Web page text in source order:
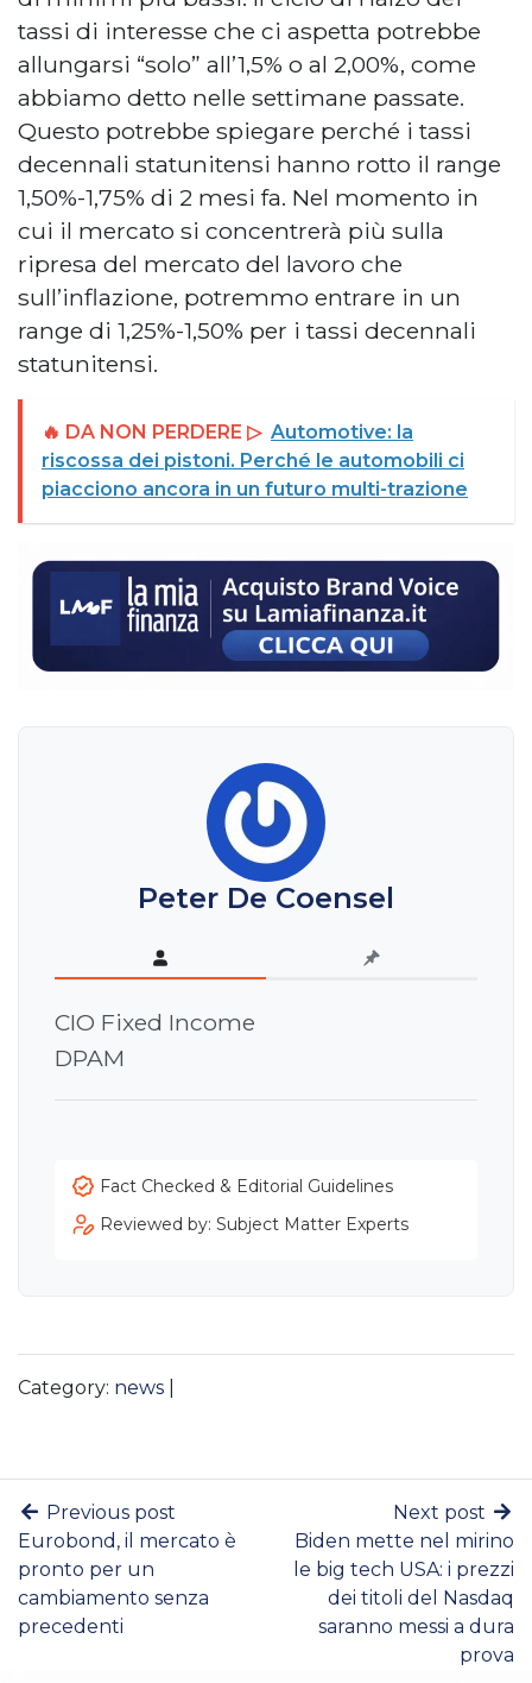
tassi di interesse che ci aspetta potrebbe
allungarsi “solo” all’1,5% o al 2,00%, come
abbiamo detto nelle settimane passate.
Questo potrebbe spiegare perché i tassi
decennali statunitensi hanno rotto il range
1,50%-1,75% di 2 mesi fa. Nel momento in
cui il mercato si concentrerà più sulla
ripresa del mercato del lavoro che
sull’inflazione, potremmo entrare in un
range di 1,25%-1,50% per i tassi decennali
statunitensi.
🔥 DA NON PERDERE ▷ Automotive: la
riscossa dei pistoni. Perché le automobili ci
piacciono ancora in un futuro multi-trazione
Peter De Coensel
CIO Fixed Income
DPAM
Fact Checked & Editorial Guidelines
Reviewed by: Subject Matter Experts
Category: news
Previous post
Eurobond, il mercato è
pronto per un
cambiamento senza
precedenti
Next post
Biden mette nel mirino
le big tech USA: i prezzi
dei titoli del Nasdaq
saranno messi a dura
prova